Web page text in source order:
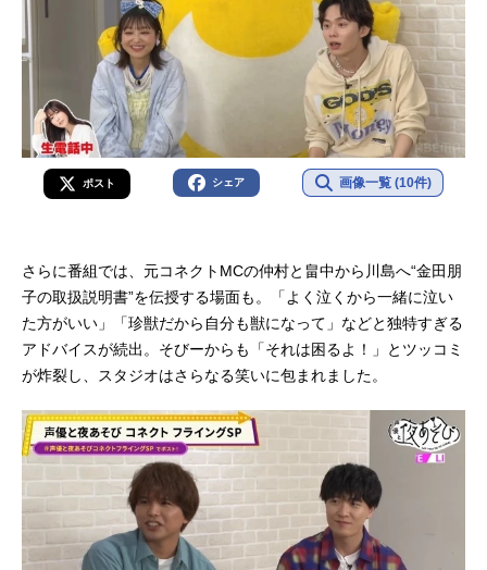
ポスト シェア 画像一覧 (10件)
さらに番組では、元コネクトMCの仲村と畠中から川島へ“金田朋
子の取扱説明書”を伝授する場面も。「よく泣くから一緒に泣い
た方がいい」「珍獣だから自分も獣になって」などと独特すぎる
アドバイスが続出。そびーからも「それは困るよ！」とツッコミ
が炸裂し、スタジオはさらなる笑いに包まれました。